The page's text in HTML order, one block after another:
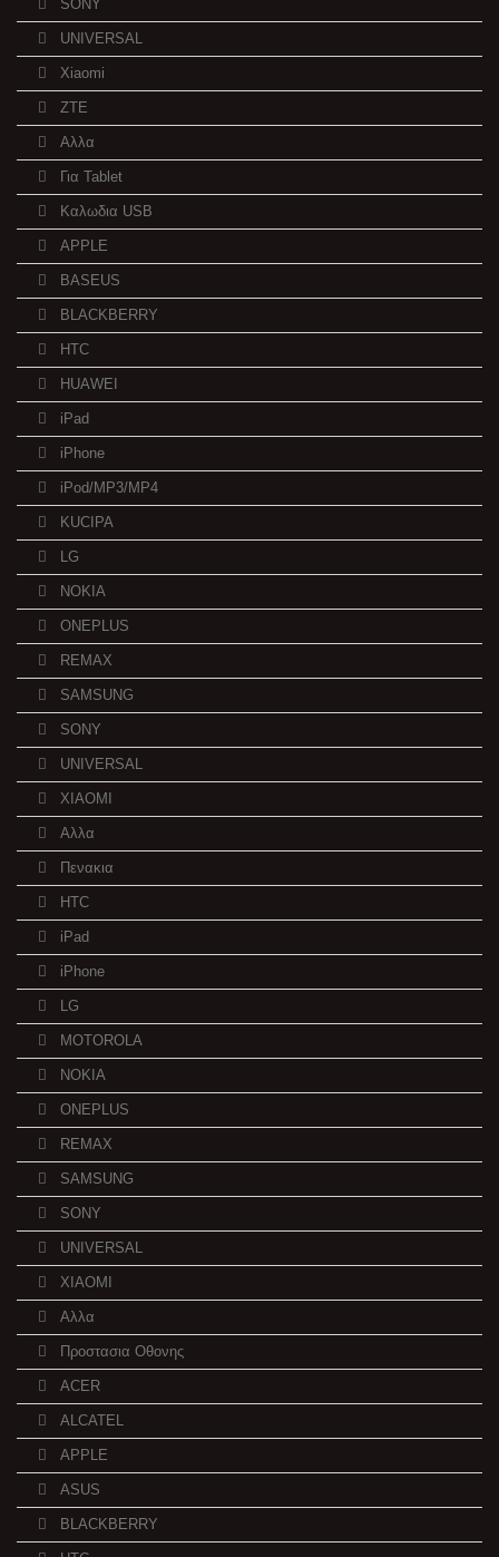
SONY
UNIVERSAL
Xiaomi
ZTE
Αλλα
Για Tablet
Καλωδια USB
APPLE
BASEUS
BLACKBERRY
HTC
HUAWEI
iPad
iPhone
iPod/MP3/MP4
KUCIPA
LG
NOKIA
ONEPLUS
REMAX
SAMSUNG
SONY
UNIVERSAL
XIAOMI
Αλλα
Πενακια
HTC
iPad
iPhone
LG
MOTOROLA
NOKIA
ONEPLUS
REMAX
SAMSUNG
SONY
UNIVERSAL
XIAOMI
Αλλα
Προστασια Οθονης
ACER
ALCATEL
APPLE
ASUS
BLACKBERRY